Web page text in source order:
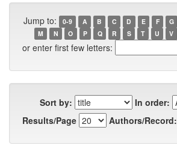
Jump to: 0-9 A B C D E F G
M
N O P Q R S T U V
or enter first few letters:
Sort by:
In order:
Results/Page
Authors/Record: